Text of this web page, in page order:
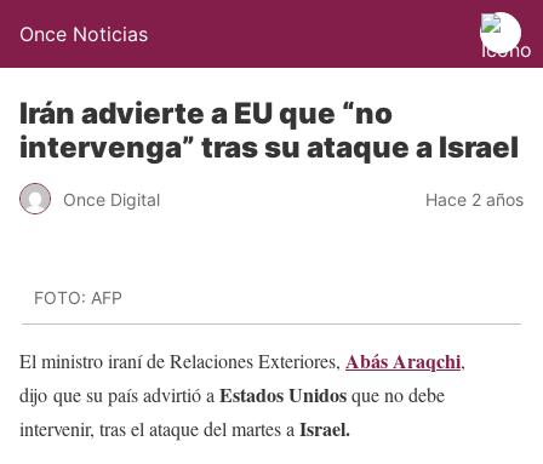
Once Noticias
Irán advierte a EU que “no
intervenga” tras su ataque a Israel
Once Digital Hace 2 años
FOTO: AFP
El ministro iraní de Relaciones Exteriores, Abás Araqchi,
dijo que su país advirtió a Estados Unidosque no debe
intervenir, tras el ataque del martes a Israel.